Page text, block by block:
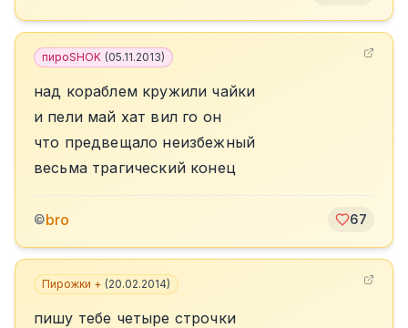
пироSHOK (05.11.2013)
над кораблем кружили чайки
и пели май хат вил го он
что предвещало неизбежный
весьма трагический конец
©bro 67
Пирожки + (20.02.2014)
пишу тебе четыре строчки